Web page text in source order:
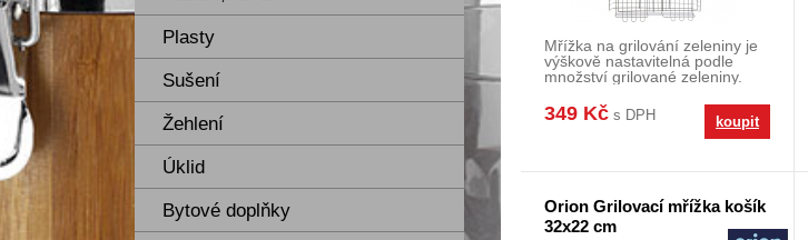
Plasty
Sušení
Žehlení
Úklid
Bytové doplňky
Mřížka na grilování zeleniny je
výškově nastavitelná podle
množství grilované zeleniny.
349 Kč s DPH koupit
Orion Grilovací mřížka košík
32x22 cm